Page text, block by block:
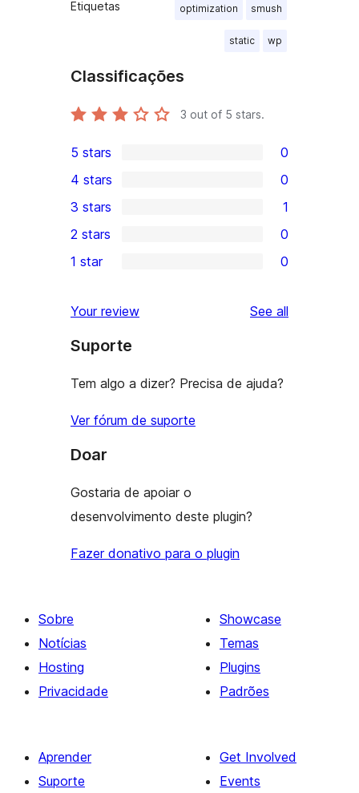
Etiquetas optimization smush
static wp
Classificações
3 out of 5 stars.
5-
star
reviews
5 stars 0
4-
star
reviews
4 stars 0
3-
star
3 stars 1
2-
reviews
2 stars 0
star
reviews
1 star 0
Your review See all
Suporte
Tem algo a dizer? Precisa de ajuda?
Ver fórum de suporte
Doar
Gostaria de apoiar o
desenvolvimento deste plugin?
Fazer donativo para o plugin
Sobre
Notícias
Hosting
Privacidade
Showcase
Temas
Plugins
Padrões
Aprender
Suporte
Get Involved
Events